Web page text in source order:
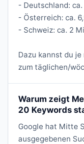
- Deutschland:
- Österreich: ca.
- Schweiz: ca. 2
Dazu kannst du
zum täglichen/
Warum zeigt
20 Keywords
Google hat Mitte
ausgegebenen